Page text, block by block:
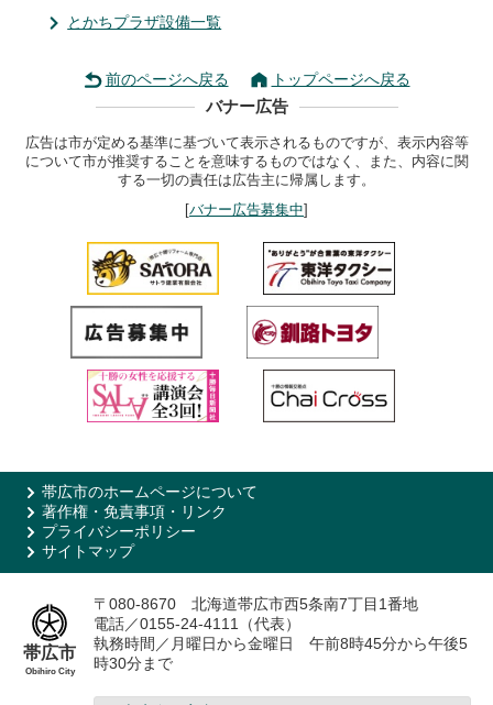
とかちプラザ設備一覧
前のページへ戻る トップページへ戻る
バナー広告
広告は市が定める基準に基づいて表示されるものですが、表示内容等
について市が推奨することを意味するものではなく、また、内容に関
する一切の責任は広告主に帰属します。
[バナー広告募集中]
帯広市のホームページについて
著作権・免責事項・リンク
プライバシーポリシー
サイトマップ
帯広市
Obihiro City
〒080-8670 北海道帯広市西5条南7丁目1番地
電話／0155-24-4111（代表）
執務時間／月曜日から金曜日 午前8時45分から午後5
時30分まで